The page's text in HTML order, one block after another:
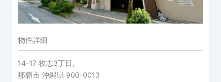
物件詳細
14-17 牧志3丁目,
那覇市 沖縄県 900-0013